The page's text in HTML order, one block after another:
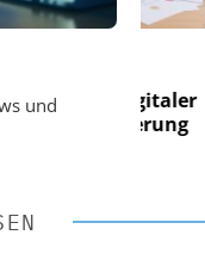
und
AG
im
Von digitaler
Steuerung